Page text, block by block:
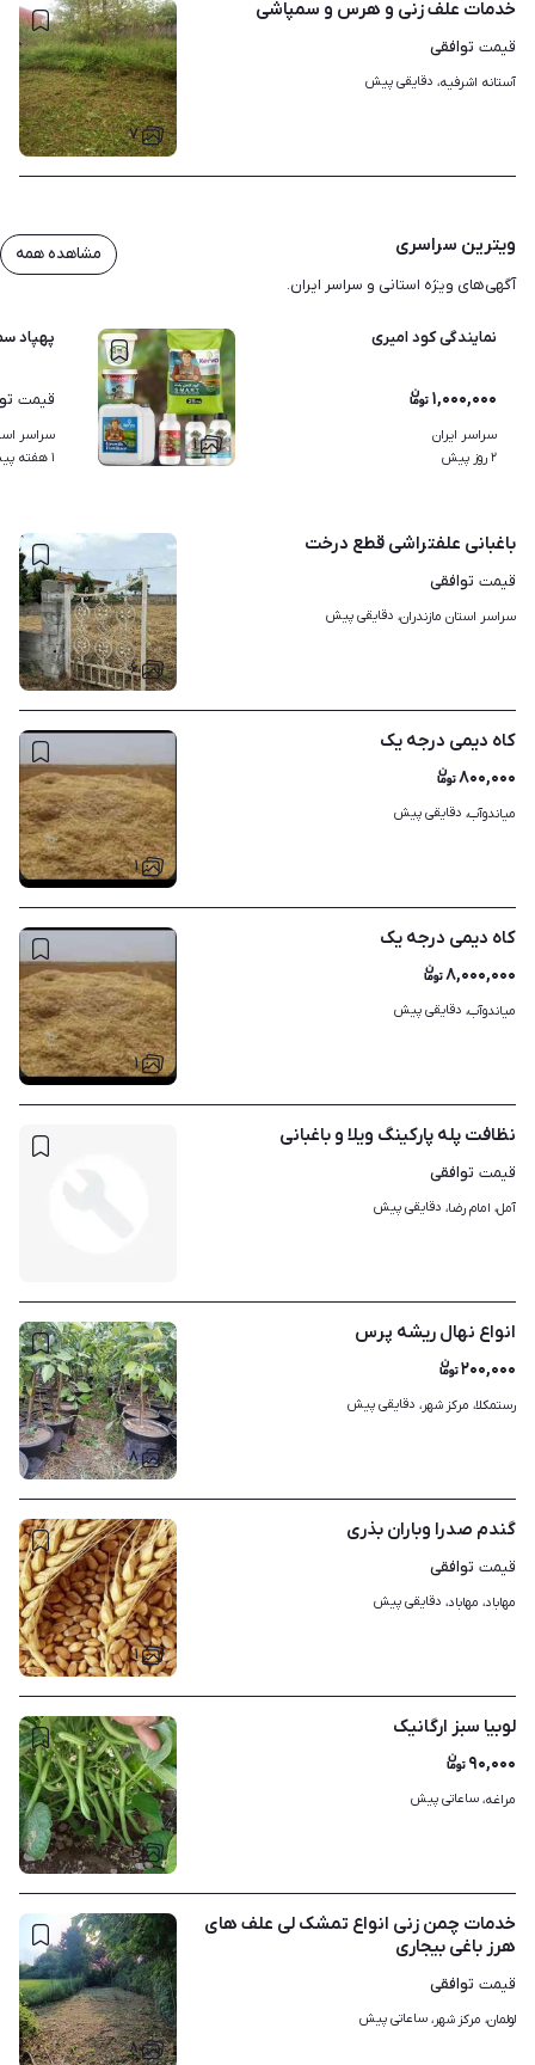
۷
خدمات علف زنی و هرس و سمپاشی
قیمت توافقی
آستانه اشرفیه، دقایقی پیش
ویترین سراسری
آگهی‌های ویژه استانی و سراسر ایران.
مشاهده همه
۱
نمایندگی کود امیری
۱,۰۰۰,۰۰۰
سراسر ایران
۲ روز پیش
پهپاد
قیمت
سراسر
۱ هفته پیش
۶
باغبانی علفتراشی قطع درخت
قیمت توافقی
سراسر استان مازندران، دقایقی پیش
۱
کاه دیمی درجه یک
۸۰۰,۰۰۰
میاندوآب، دقایقی پیش
۱
کاه دیمی درجه یک
۸,۰۰۰,۰۰۰
میاندوآب، دقایقی پیش
نظافت پله پارکینگ ویلا و باغبانی
قیمت توافقی
آمل، امام رضا، دقایقی پیش
۸
انواع نهال ریشه پرس
۲۰۰,۰۰۰
رستمکلا، مرکز شهر، دقایقی پیش
۱
گندم صدرا وباران بذری
قیمت توافقی
مهاباد، مهاباد، دقایقی پیش
۲
لوبیا سبز ارگانیک
۹۰,۰۰۰
مراغه، ساعاتی پیش
۸
خدمات چمن زنی انواع تمشک لی علف های
هرز باغی بیجاری
قیمت توافقی
لولمان، مرکز شهر، ساعاتی پیش